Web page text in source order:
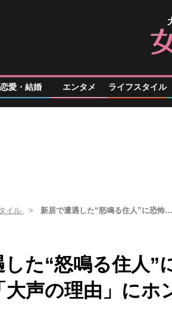
恋愛・結婚 エンタメ ライフスタイル
イル
新居で遭遇した“怒鳴る住人”に恐怖
した“怒鳴る住人
大声の理由」にホ